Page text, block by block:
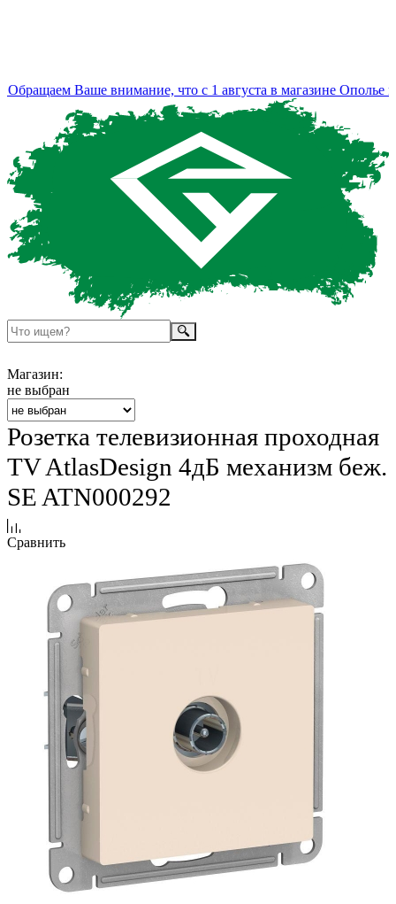
Ваше внимание, что с 1 августа в магазине Ополье
Магазин:
не выбран
Розетка телевизионная проходная
TV AtlasDesign 4дБ механизм беж.
SE ATN000292
Сравнить